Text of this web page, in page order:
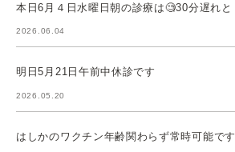
本日6月４日水曜日朝の診療は🧐30分遅れと
2026.06.04
明日5月21日午前中休診です
2026.05.20
はしかのワクチン年齢関わらず常時可能です